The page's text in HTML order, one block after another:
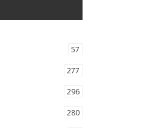
57
277
296
280